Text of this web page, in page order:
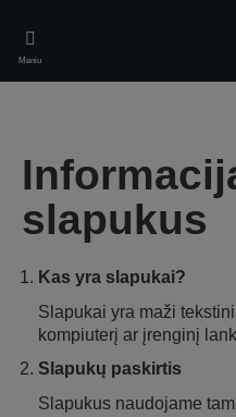
main
content
Meniu
slapukus
Kas yra slapukai?
Slapukai yra maži
kompiuterį ar įrenginį
Slapukų paskirtis
Slapukus naudojame